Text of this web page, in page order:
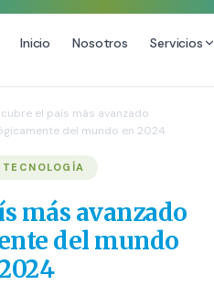
Inicio Nosotros Servicios
Producción de Videos
el país más avanzado
del mundo en 2024
más avanzado
del mundo